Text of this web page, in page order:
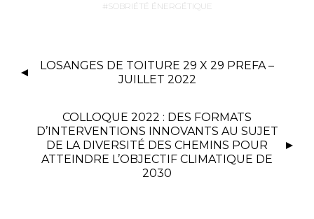
SOBRIÉTÉ ÉNERGÉTIQUE
LOSANGES DE TOITURE 29 X 29 PREFA –
JUILLET 2022
COLLOQUE 2022 : DES FORMATS
D’INTERVENTIONS INNOVANTS AU SUJET
DE LA DIVERSITÉ DES CHEMINS POUR
ATTEINDRE L’OBJECTIF CLIMATIQUE DE
2030